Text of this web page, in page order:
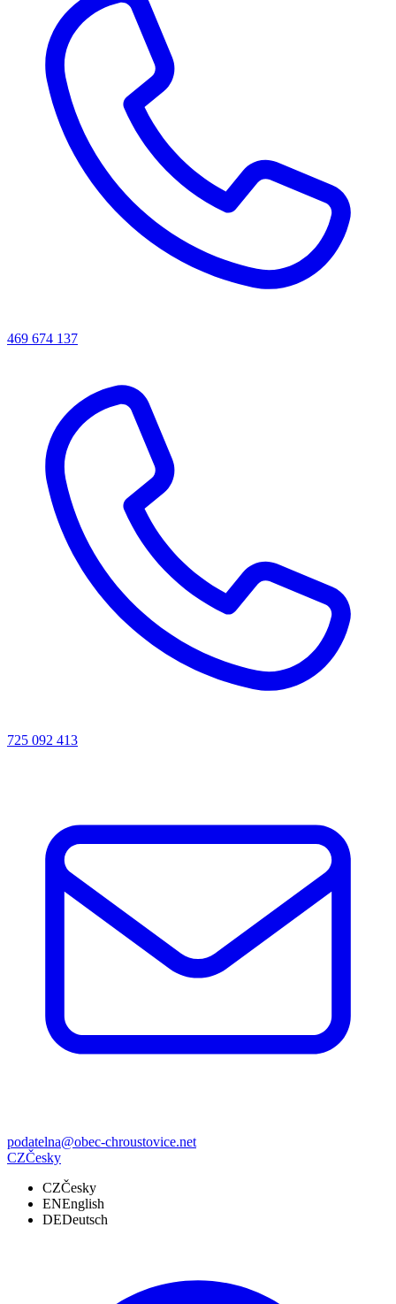
469 674 137
725 092 413
podatelna@obec-chroustovice.net
CZČesky
CZČesky
ENEnglish
DEDeutsch